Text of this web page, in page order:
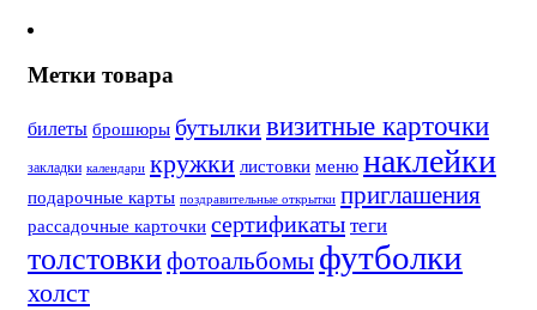
Метки товара
билеты брошюры бутылкивизитные карточки
закладки календари кружки листовки меню наклейки
подарочные карты поздравительные открытки приглашения
рассадочные карточки сертификаты теги
толстовкифотоальбомы футболки
холст